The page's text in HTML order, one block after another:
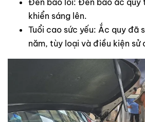
Đèn báo lỗi: Đèn báo ắc quy
khiển sáng lên.
Tuổi cao sức yếu: Ắc quy đã
năm, tùy loại và điều kiện sử